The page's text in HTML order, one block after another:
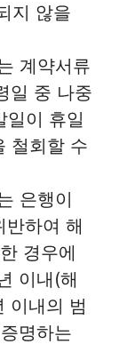
지 않을
계약서류
일 중 나중
일이 휴일
철회할 수
은행이
반하여 해
경우에
이내(해
이내의 범
명하는